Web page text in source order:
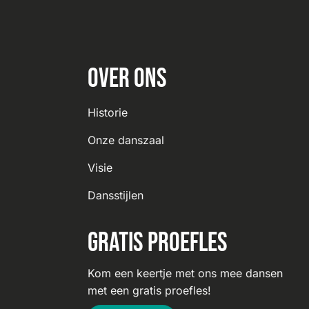
Over ons
Historie
Onze danszaal
Visie
Dansstijlen
Gratis proefles
Kom een keertje met ons mee dansen
met een gratis proefles!